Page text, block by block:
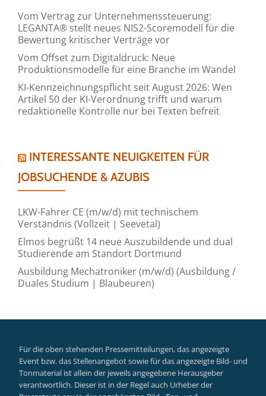
Vom Vertrag zur Unternehmenssteuerung:
LEGANTA® stellt neues NIS2-Scoremodell für die
Bewertung kritischer Verträge vor
Vom Offset zum Digitaldruck: Neue
Produktionsmodelle für eine Branche im Wandel
KI-Kennzeichnungspflicht seit August 2026: Wen
Artikel 50 der KI-Verordnung trifft und warum
redaktionelle Kontrolle nur bei Texten befreit
INTERESSANTE NEUIGKEITEN FÜR
JOBSUCHENDE & AZUBIS
LKW-Fahrer CE (m/w/d) mit technischem
Verständnis (Vollzeit | Seevetal)
Elmos begrüßt 14 neue Auszubildende und dual
Studierende am Standort Dortmund
Ausbildung Mechatroniker (m/w/d) (Ausbildung /
Duales Studium | Blaubeuren)
Für die oben stehenden Pressemitteilungen, das angezeigte
Event bzw. das Stellenangebot sowie für das angezeigte Bild- und
Tonmaterial ist allein der jeweils angegebene Herausgeber
verantwortlich. Dieser ist in der Regel auch Urheber der